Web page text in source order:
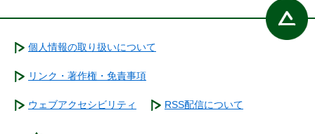
個人情報の取り扱いについて
リンク・著作権・免責事項
ウェブアクセシビリティ RSS配信について